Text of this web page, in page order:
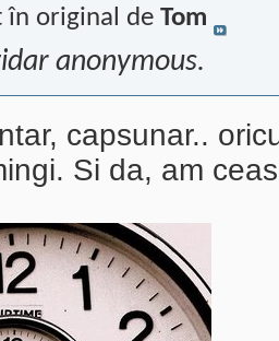
în original de Tom
anonymous.
capsunar..
Si da, am